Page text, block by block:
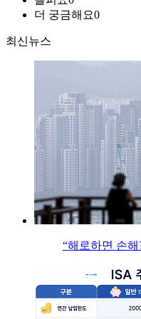
더 궁금해요0
최신뉴스
“해로하면 손해